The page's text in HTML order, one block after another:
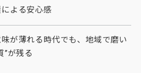
よる安心感
が薄れる時代でも、地域で磨い
”が残る